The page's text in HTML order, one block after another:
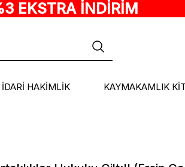
EKSTRA İNDİRİM
HAKİMLİK KAYMAKAMLIK